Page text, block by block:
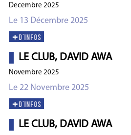
Decembre 2025
Le 13 Décembre 2025
LE CLUB, DAVID AWA
Novembre 2025
Le 22 Novembre 2025
LE CLUB, DAVID AWA